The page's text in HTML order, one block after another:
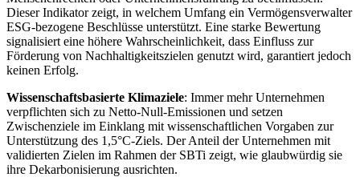
Dieser Indikator zeigt, in welchem Umfang ein Vermögensverwalter
ESG-bezogene Beschlüsse unterstützt. Eine starke Bewertung
signalisiert eine höhere Wahrscheinlichkeit, dass Einfluss zur
Förderung von Nachhaltigkeitszielen genutzt wird, garantiert jedoch
keinen Erfolg.
Wissenschaftsbasierte Klimaziele: Immer mehr Unternehmen
verpflichten sich zu Netto-Null-Emissionen und setzen
Zwischenziele im Einklang mit wissenschaftlichen Vorgaben zur
Unterstützung des 1,5°C-Ziels. Der Anteil der Unternehmen mit
validierten Zielen im Rahmen der SBTi zeigt, wie glaubwürdig sie
ihre Dekarbonisierung ausrichten.